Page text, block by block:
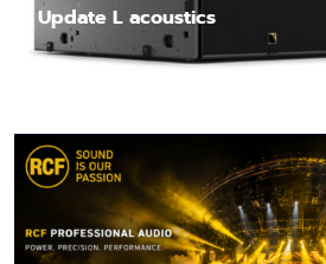
Update L acoustics